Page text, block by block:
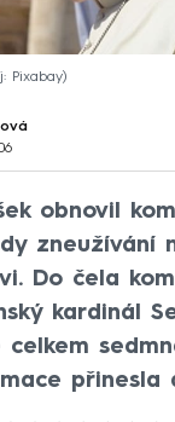
Pixabay
obnovil
zneužívání
Do čela
kardinál
celkem
přinesla